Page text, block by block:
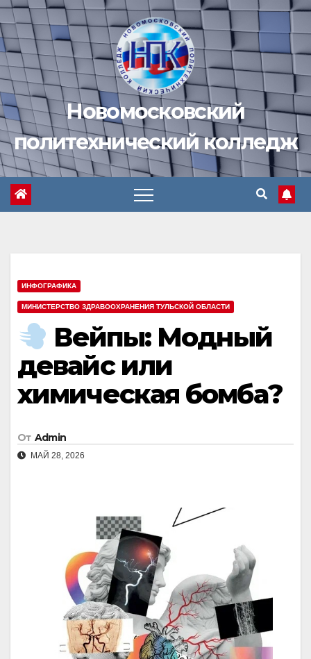
Перейти
к
содержимому
Новомосковский
политехнический колледж
ИНФОГРАФИКА
МИНИСТЕРСТВО ЗДРАВООХРАНЕНИЯ ТУЛЬСКОЙ ОБЛАСТИ
Вейпы: Модный
девайс или
химическая бомба?
От Admin
МАЙ 28, 2026